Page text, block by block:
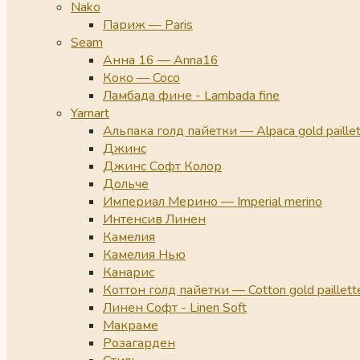
Nako
Париж — Paris
Seam
Анна 16 — Anna16
Коко — Coco
Ламбада фине - Lambada fine
Yarnart
Альпака голд пайетки — Alpaca gold
Джинс
Джинс Софт Колор
Дольче
Империал Мерино — Imperial merino
Интенсив Линен
Камелия
Камелия Нью
Канарис
Коттон голд пайетки — Cotton gold
Линен Софт - Linen Soft
Макраме
Розагарден